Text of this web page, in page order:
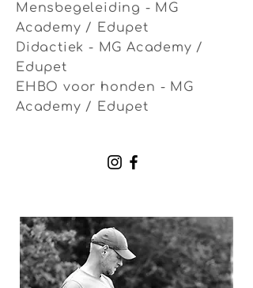
Mensbegeleiding - MG
Academy / Edupet
Didactiek - MG Academy /
Edupet
EHBO voor honden - MG
Academy / Edupet